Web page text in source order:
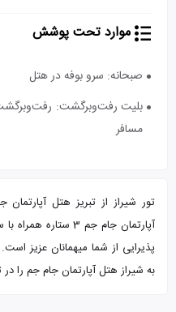
موارد تحت پوشش
صبحانه: سرو بوفه در هتل
بلیت رفت‌و‌برگشت: رفت‌و‌برگشت
مسافر
تور شیراز از تبریز هتل
آپارتمان جام جم 3
پذیرایی از شما میهمانان عزیز
به شیراز هتل آپارتمان جام جم را در